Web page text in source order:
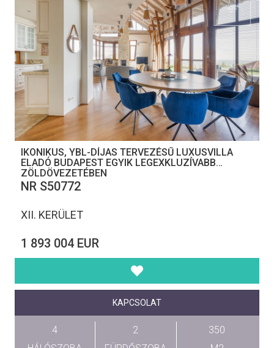
IKONIKUS, YBL-DÍJAS TERVEZÉSŰ LUXUSVILLA
ELADÓ BUDAPEST EGYIK LEGEXKLUZÍVABB
ZÖLDÖVEZETÉBEN
NR S50772
XII. KERÜLET
1 893 004 EUR
KAPCSOLAT
4
2
350